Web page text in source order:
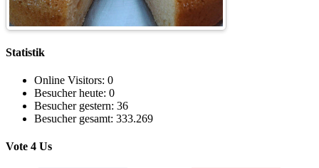
Statistik
Online Visitors: 0
Besucher heute: 0
Besucher gestern: 36
Besucher gesamt: 333.269
Vote 4 Us